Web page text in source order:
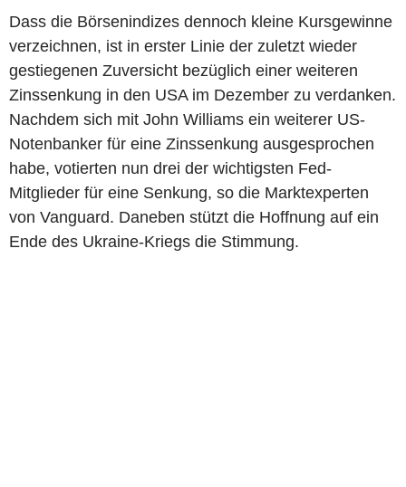
Dass die Börsenindizes dennoch kleine Kursgewinne
verzeichnen, ist in erster Linie der zuletzt wieder
gestiegenen Zuversicht bezüglich einer weiteren
Zinssenkung in den USA im Dezember zu verdanken.
Nachdem sich mit John Williams ein weiterer US-
Notenbanker für eine Zinssenkung ausgesprochen
habe, votierten nun drei der wichtigsten Fed-
Mitglieder für eine Senkung, so die Marktexperten
von Vanguard. Daneben stützt die Hoffnung auf ein
Ende des Ukraine-Kriegs die Stimmung.